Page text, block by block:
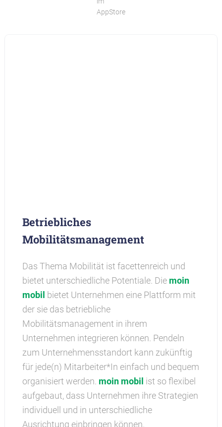
AppStore
Betriebliches
Mobilitätsmanagement
Das Thema Mobilität ist facettenreich und
bietet unterschiedliche Potentiale. Die moin
mobil bietet Unternehmen eine Plattform mit
der sie das betriebliche
Mobilitätsmanagement in ihrem
Unternehmen integrieren können. Pendeln
zum Unternehmensstandort kann zukünftig
für jede(n) Mitarbeiter*In einfach und bequem
organisiert werden. moin mobil ist so flexibel
aufgebaut, dass Unternehmen ihre Strategien
individuell und in unterschiedliche
Ausrichtung einbringen können.